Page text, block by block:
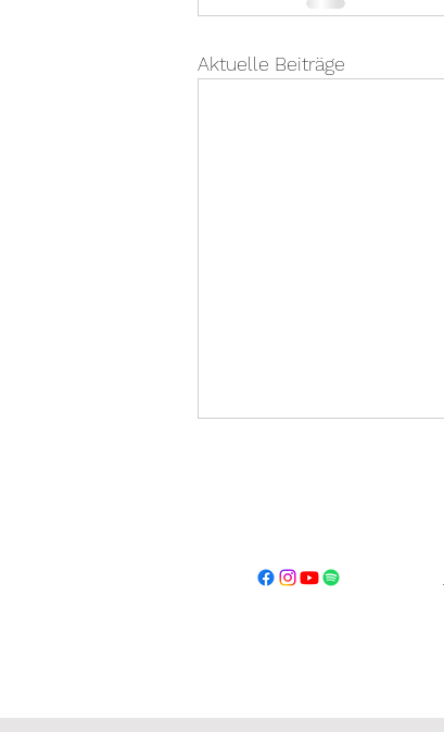
Aktuelle Beiträge